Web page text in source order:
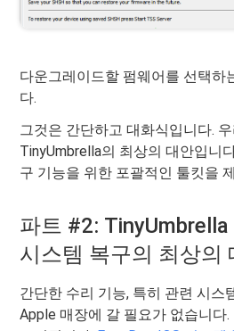
다운그레이드할 펌웨어를 선택하
다.
그것은 간단하고 대화식입니다.
TinyUmbrella의 최상의 대안입니
구 기능을 위한 포괄적인 툴킷을
파트 #2: TinyUmbrella
시스템 복구의 최상의
간단한 수리 기능, 특히 관련 시스
Apple 매장에 갈 필요가 없습니다